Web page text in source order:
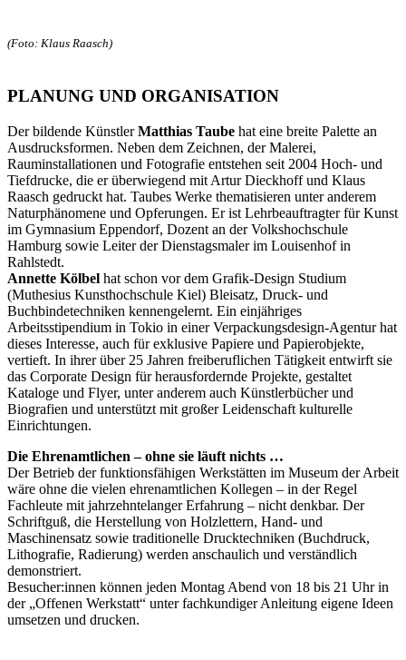
(Foto: Klaus Raasch)
PLANUNG UND ORGANISATION
Der bildende KünstlerMatthias Taube hat eine breite Palette an
Ausdrucksformen. Neben dem Zeichnen, der Malerei,
Rauminstallationen und Fotografie entstehen seit 2004 Hoch- und
Tiefdrucke, die er überwiegend mit Artur Dieckhoff und Klaus
Raasch gedruckt hat. Taubes Werke thematisieren unter anderem
Naturphänomene und Opferungen. Er ist Lehrbeauftragter für Kunst
im Gymnasium Eppendorf, Dozent an der Volkshochschule
Hamburg sowie Leiter der Dienstagsmaler im Louisenhof in
Rahlstedt.
Annette Kölbel hat schon vor dem Grafik-Design Studium
(Muthesius Kunsthochschule Kiel) Bleisatz, Druck- und
Buchbindetechniken kennengelernt. Ein einjähriges
Arbeitsstipendium in Tokio in einer Verpackungsdesign-Agentur hat
dieses Interesse, auch für exklusive Papiere und Papierobjekte,
vertieft. In ihrer über 25 Jahren freiberuflichen Tätigkeit entwirft sie
das Corporate Design für herausfordernde Projekte, gestaltet
Kataloge und Flyer, unter anderem auch Künstlerbücher und
Biografien und unterstützt mit großer Leidenschaft kulturelle
Einrichtungen.
Die Ehrenamtlichen – ohne sie läuft nichts …
Der Betrieb der funktionsfähigen Werkstätten im Museum der Arbeit
wäre ohne die vielen ehrenamtlichen Kollegen – in der Regel
Fachleute mit jahrzehntelanger Erfahrung – nicht denkbar. Der
Schriftguß, die Herstellung von Holzlettern, Hand- und
Maschinensatz sowie traditionelle Drucktechniken (Buchdruck,
Lithografie, Radierung) werden anschaulich und verständlich
demonstriert.
Besucher:innen können jeden Montag Abend von 18 bis 21 Uhr in
der „Offenen Werkstatt“ unter fachkundiger Anleitung eigene Ideen
umsetzen und drucken.